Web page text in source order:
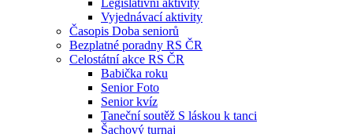
Legislativní aktivity
Vyjednávací aktivity
Časopis Doba seniorů
Bezplatné poradny RS ČR
Celostátní akce RS ČR
Babička roku
Senior Foto
Senior kvíz
Taneční soutěž S láskou k tanci
Šachový turnaj